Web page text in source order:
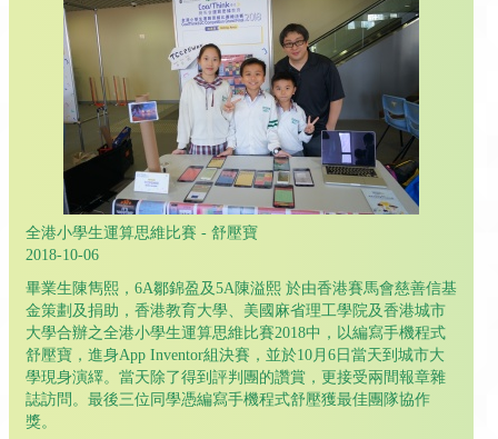
全港小學生運算思維比賽 - 舒壓寶
2018-10-06
畢業生陳雋熙，6A鄒錦盈及5A陳溢熙 於由香港賽馬會慈善信基
金策劃及捐助，香港教育大學、美國麻省理工學院及香港城市
大學合辦之全港小學生運算思維比賽2018中，以編寫手機程式
舒壓寶，進身App Inventor組決賽，並於10月6日當天到城市大
學現身演繹。當天除了得到評判團的讚賞，更接受兩間報章雜
誌訪問。最後三位同學憑編寫手機程式舒壓獲最佳團隊協作
獎。